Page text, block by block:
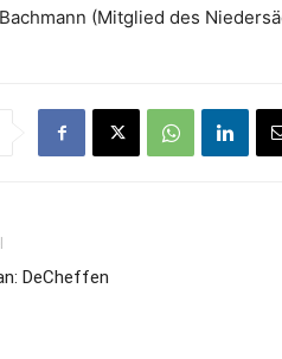
(Mitglied des
DeCheffen